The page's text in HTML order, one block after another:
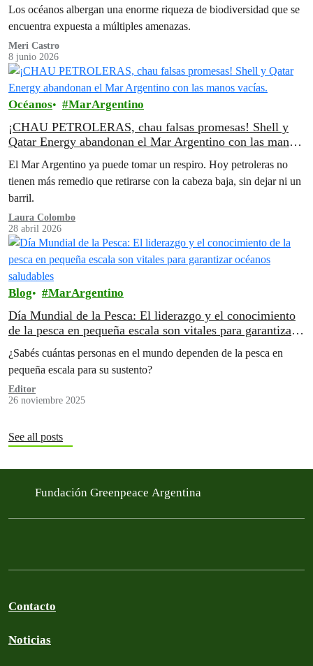
Los océanos albergan una enorme riqueza de biodiversidad que se
encuentra expuesta a múltiples amenazas.
Meri Castro
8 junio 2026
Océanos MarArgentino
¡CHAU PETROLERAS, chau falsas promesas! Shell y
Qatar Energy abandonan el Mar Argentino con las manos
El Mar Argentino ya puede tomar un respiro. Hoy petroleras no
tienen más remedio que retirarse con la cabeza baja, sin dejar ni un
barril.
Laura Colombo
28 abril 2026
Blog MarArgentino
Día Mundial de la Pesca: El liderazgo y el conocimiento
de la pesca en pequeña escala son vitales para garantizar
océanos saludables
¿Sabés cuántas personas en el mundo dependen de la pesca en
pequeña escala para su sustento?
Editor
26 noviembre 2025
See all posts
Fundación Greenpeace Argentina
Contacto
Noticias